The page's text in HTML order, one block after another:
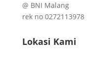
@ BNI Malang
rek no 0272113978
Lokasi Kami